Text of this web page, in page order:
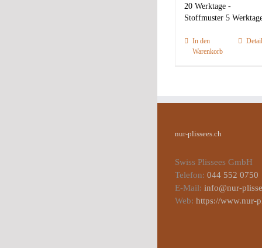
20 Werktage -
Stoffmuster 5
In den
Warenkorb
nur-plissees.ch
Swiss Plissees GmbH
Telefon: 044 552 0750
E-Mail: info@nur-
Web: https://www.nur-